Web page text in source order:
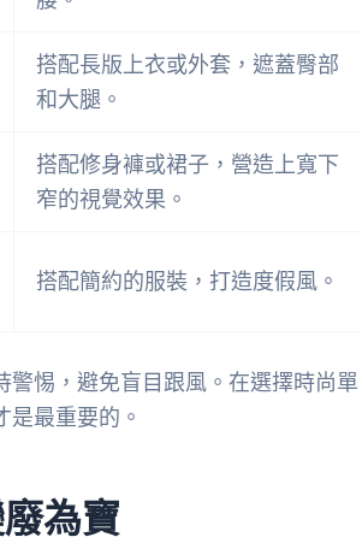
搭配長版上衣或外套，遮蓋臀部
和大腿。
搭配修身褲或裙子，營造上寬下
窄的視覺效果。
搭配簡約的服裝，打造度假風。
惕，避免盲目跟風。在選擇時尚單
最重要的。
為寶